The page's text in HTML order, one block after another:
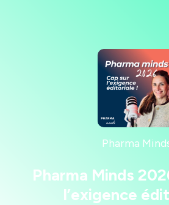
Pharma
Pharma Minds
l’exigence